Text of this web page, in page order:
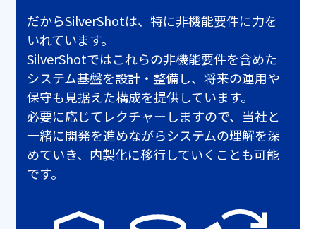
だからSilverShotは、特に非機能要件に力を
いれています。
SilverShotではこれらの非機能要件を含めた
システム基盤を設計・整備し、将来の運用や
保守も見据えた構成を提供しています。
必要に応じてレクチャーしますので、当社と
一緒に開発を進めながらシステムの理解を深
めていき、内製化に移行していくことも可能
です。